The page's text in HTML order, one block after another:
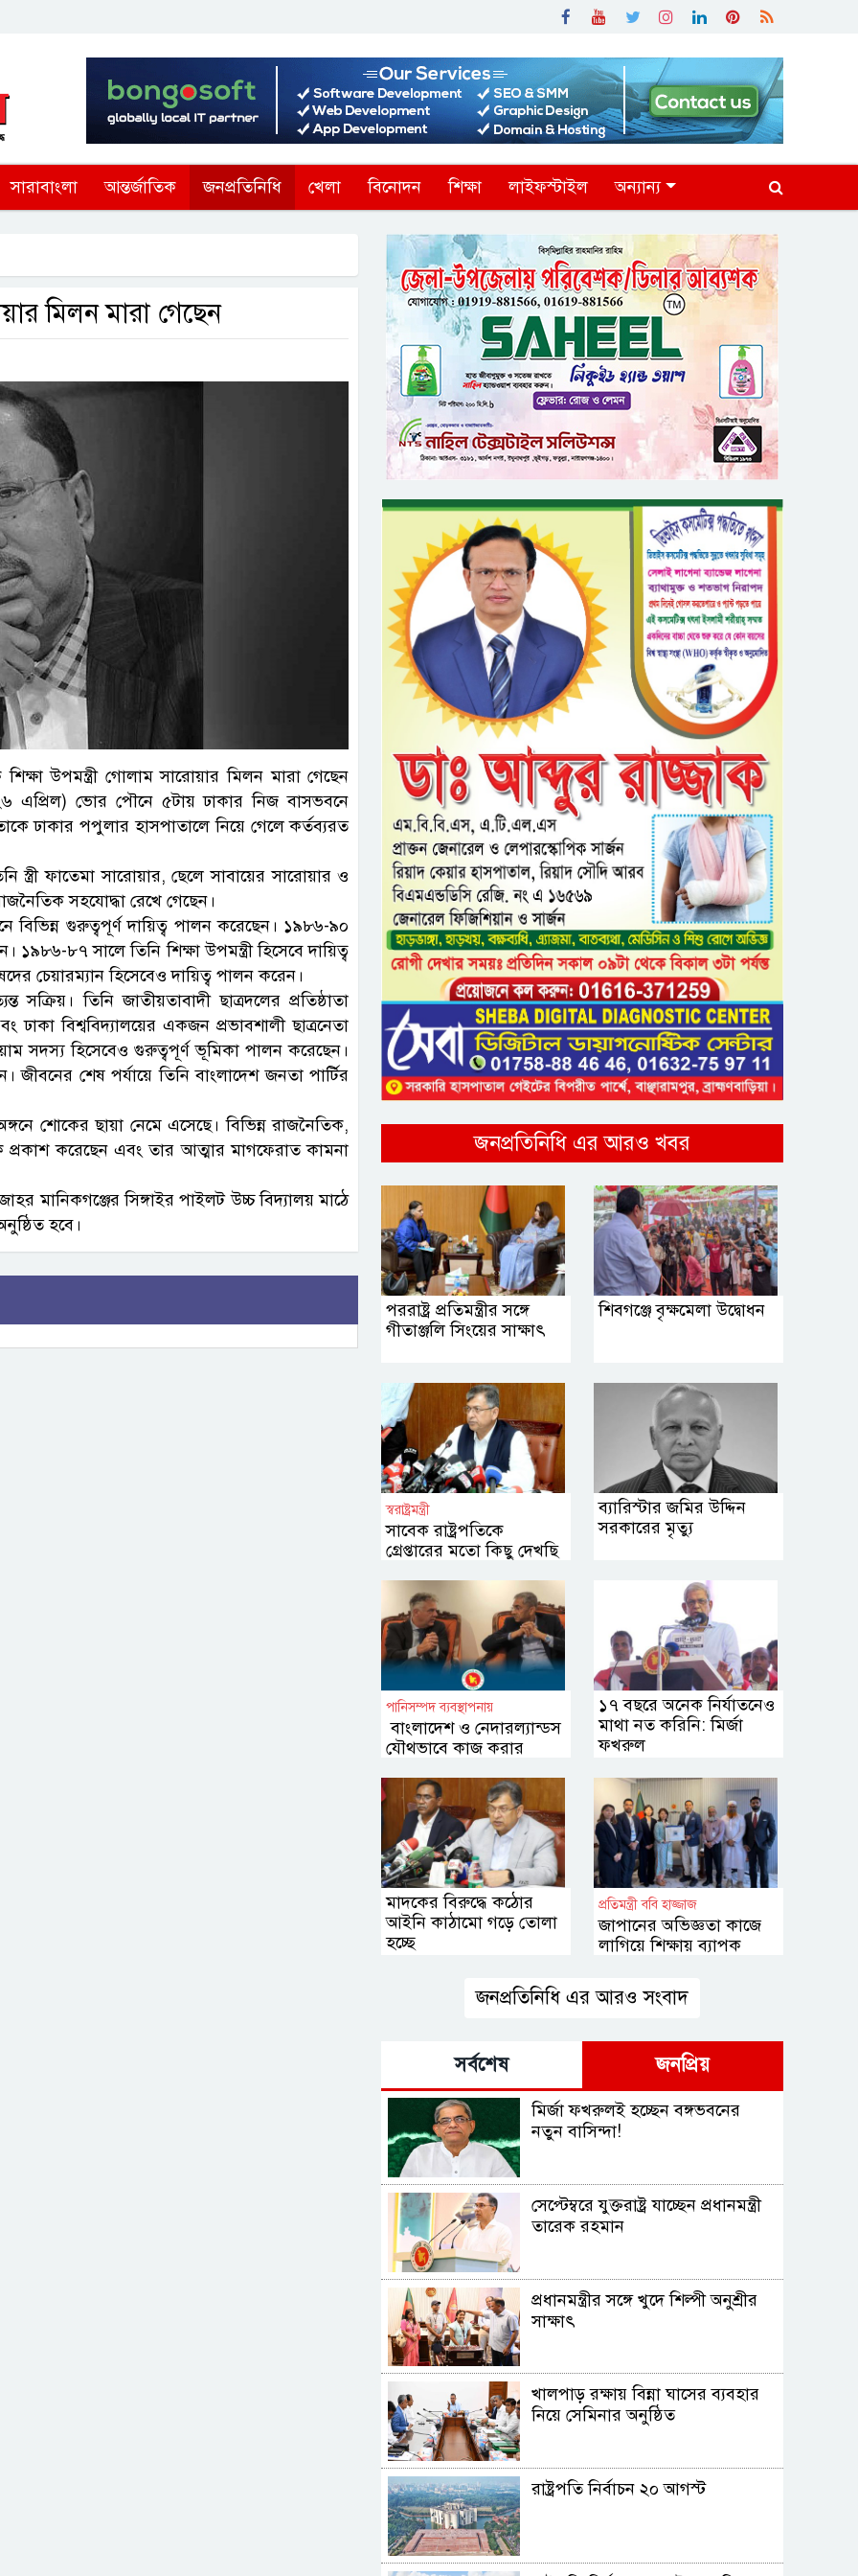
সারাবাংলা আন্তর্জাতিক জনপ্রতিনিধি খেলা বিনোদন শিক্ষা লাইফস্টাইল অন্যান্য
মিলন মারা গেছেন
উপমন্ত্রী গোলাম সারোয়ার মিলন মারা গেছেন
(২৬ এপ্রিল) ভোর পৌনে ৫টায় ঢাকার নিজ বাসভবনে
ঢাকার পপুলার হাসপাতালে নিয়ে গেলে কর্তব্যরত
ফাতেমা সারোয়ার, ছেলে সাবায়ের সারোয়ার ও
সহযোদ্ধা রেখে গেছেন।
বিভিন্ন গুরুত্বপূর্ণ দায়িত্ব পালন করেছেন। ১৯৮৬-৯০
৮৭ সালে তিনি শিক্ষা উপমন্ত্রী হিসেবে দায়িত্ব
চেয়ারম্যান হিসেবেও দায়িত্ব পালন করেন।
সক্রিয়। তিনি জাতীয়তাবাদী ছাত্রদলের প্রতিষ্ঠাতা
বিশ্ববিদ্যালয়ের একজন প্রভাবশালী ছাত্রনেতা
সদস্য হিসেবেও গুরুত্বপূর্ণ ভূমিকা পালন করেছেন।
জীবনের শেষ পর্যায়ে তিনি বাংলাদেশ জনতা পার্টির
শোকের ছায়া নেমে এসেছে। বিভিন্ন রাজনৈতিক,
করেছেন এবং তার আত্মার মাগফেরাত কামনা
মানিকগঞ্জের সিঙ্গাইর পাইলট উচ্চ বিদ্যালয় মাঠে
হবে।
জনপ্রতিনিধি এর আরও খবর
পররাষ্ট্র প্রতিমন্ত্রীর সঙ্গে
গীতাঞ্জলি সিংয়ের সাক্ষাৎ
শিবগঞ্জে বৃক্ষমেলা উদ্বোধন
স্বরাষ্ট্রমন্ত্রী
সাবেক রাষ্ট্রপতিকে
গ্রেপ্তারের মতো কিছু দেখছি
ব্যারিস্টার জমির উদ্দিন
সরকারের মৃত্যু
পানিসম্পদ ব্যবস্থাপনায়
বাংলাদেশ ও নেদারল্যান্ডস
যৌথভাবে কাজ করার
১৭ বছরে অনেক নির্যাতনেও
মাথা নত করিনি: মির্জা
ফখরুল
মাদকের বিরুদ্ধে কঠোর
আইনি কাঠামো গড়ে তোলা
হচ্ছে
প্রতিমন্ত্রী ববি হাজ্জাজ
জাপানের অভিজ্ঞতা কাজে
লাগিয়ে শিক্ষায় ব্যাপক
জনপ্রতিনিধি এর আরও সংবাদ
সর্বশেষ জনপ্রিয়
মির্জা ফখরুলই হচ্ছেন বঙ্গভবনের
নতুন বাসিন্দা!
সেপ্টেম্বরে যুক্তরাষ্ট্র যাচ্ছেন প্রধানমন্ত্রী
তারেক রহমান
প্রধানমন্ত্রীর সঙ্গে খুদে শিল্পী অনুশ্রীর
সাক্ষাৎ
খালপাড় রক্ষায় বিন্না ঘাসের ব্যবহার
নিয়ে সেমিনার অনুষ্ঠিত
রাষ্ট্রপতি নির্বাচন ২০ আগস্ট